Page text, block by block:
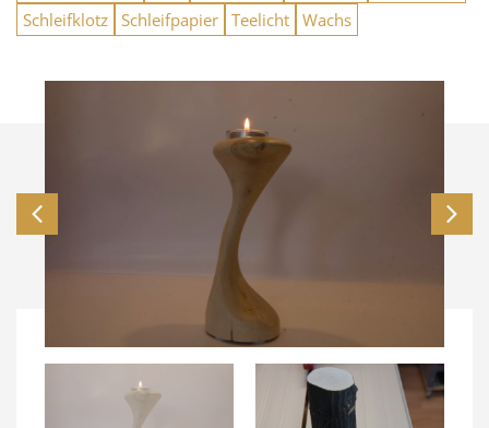
Schleifklotz Schleifpapier Teelicht Wachs